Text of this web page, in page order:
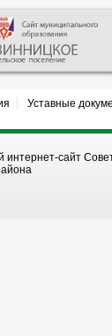
Уставные
сайт